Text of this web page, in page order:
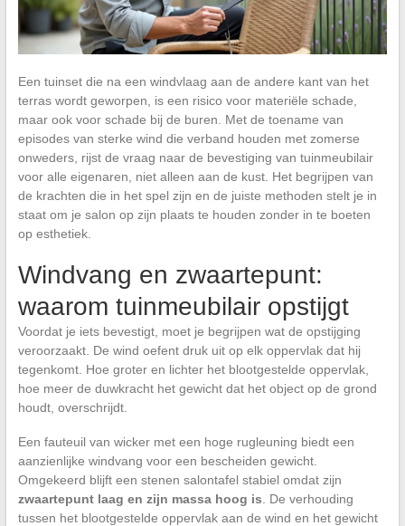
Een tuinset die na een windvlaag aan de andere kant van het
terras wordt geworpen, is een risico voor materiële schade,
maar ook voor schade bij de buren. Met de toename van
episodes van sterke wind die verband houden met zomerse
onweders, rijst de vraag naar de bevestiging van tuinmeubilair
voor alle eigenaren, niet alleen aan de kust. Het begrijpen van
de krachten die in het spel zijn en de juiste methoden stelt je in
staat om je salon op zijn plaats te houden zonder in te boeten
op esthetiek.
Windvang en zwaartepunt:
waarom tuinmeubilair opstijgt
Voordat je iets bevestigt, moet je begrijpen wat de opstijging
veroorzaakt. De wind oefent druk uit op elk oppervlak dat hij
tegenkomt. Hoe groter en lichter het blootgestelde oppervlak,
hoe meer de duwkracht het gewicht dat het object op de grond
houdt, overschrijdt.
Een fauteuil van wicker met een hoge rugleuning biedt een
aanzienlijke windvang voor een bescheiden gewicht.
Omgekeerd blijft een stenen salontafel stabiel omdat zijn
zwaartepunt laag en zijn massa hoog is . De verhouding
tussen het blootgestelde oppervlak aan de wind en het gewicht